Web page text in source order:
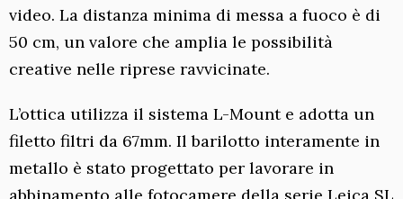
video. La distanza minima di messa a fuoco è di
50 cm, un valore che amplia le possibilità
creative nelle riprese ravvicinate.
L’ottica utilizza il sistema L-Mount e adotta un
filetto filtri da 67mm. Il barilotto interamente in
metallo è stato progettato per lavorare in